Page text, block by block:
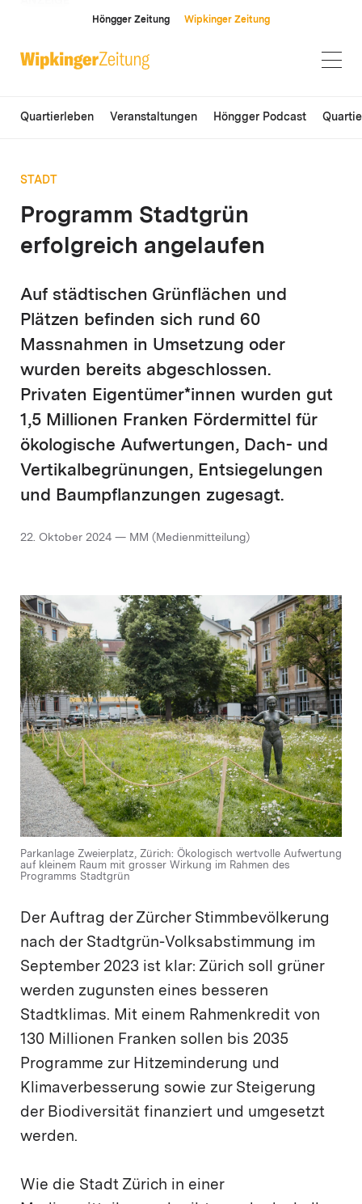
Höngger Zeitung Wipkinger Zeitung
Quartierleben Veranstaltungen Höngger Podcast
STADT
Programm Stadtgrün
erfolgreich angelaufen
Auf städtischen Grünflächen und
Plätzen befinden sich rund 60
Massnahmen in Umsetzung oder
wurden bereits abgeschlossen.
Privaten Eigentümer*innen wurden gut
1,5 Millionen Franken Fördermittel für
ökologische Aufwertungen, Dach- und
Vertikalbegrünungen, Entsiegelungen
und Baumpflanzungen zugesagt.
22. Oktober 2024 — MM (Medienmitteilung)
Parkanlage Zweierplatz, Zürich: Ökologisch wertvolle Aufwertung
auf kleinem Raum mit grosser Wirkung im Rahmen des
Programms Stadtgrün
Der Auftrag der Zürcher Stimmbevölkerung
nach der Stadtgrün-Volksabstimmung im
September 2023 ist klar: Zürich soll grüner
werden zugunsten eines besseren
Stadtklimas. Mit einem Rahmenkredit von
130 Millionen Franken sollen bis 2035
Programme zur Hitzeminderung und
Klimaverbesserung sowie zur Steigerung
der Biodiversität finanziert und umgesetzt
werden.
Wie die Stadt Zürich in einer